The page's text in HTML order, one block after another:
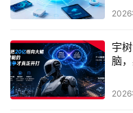
消耗大量人力，当用例
30%，缺陷定位耗时漫长
Testin云测为全球云
宇
脑